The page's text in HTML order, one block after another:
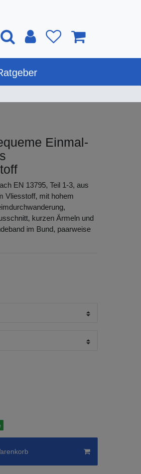
Einmal-
EN 13795, Teil 1-3, aus
Vliesstoff, mit hohem
kurzen Ärmeln und
im Bund, paarweise